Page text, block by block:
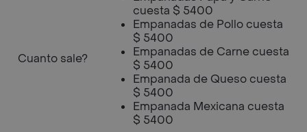
Cuanto sale?
cuesta $ 5400
Empanadas de Pollo cuesta
$ 5400
Empanadas de Carne cuesta
$ 5400
Empanada de Queso cuesta
$ 5400
Empanada Mexicana cuesta
$ 5400